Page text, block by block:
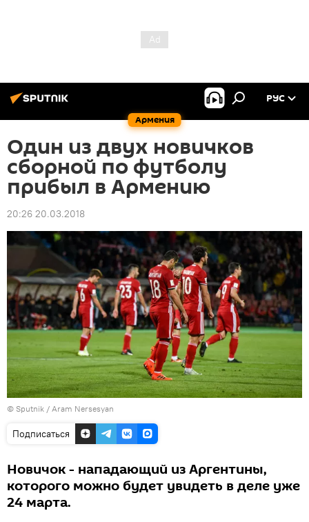
Армения
РУС
Один из двух новичков
сборной по футболу
прибыл в Армению
20:26 20.03.2018
© Sputnik / Aram Nersesyan
Подписаться
Новичок - нападающий из Аргентины,
которого можно будет увидеть в деле уже
24 марта.